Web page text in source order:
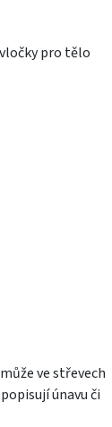
pro tělo
ve střevech
únavu či